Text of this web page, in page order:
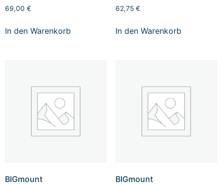
69,00 €
In den Warenkorb
62,75 €
In den Warenkorb
BIGmount
BIGmount